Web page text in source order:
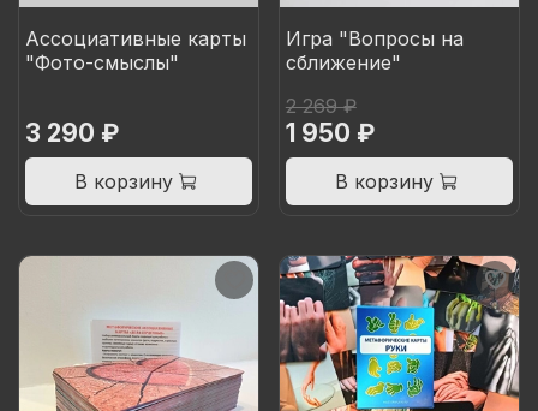
Ассоциативные карты
"Фото-смыслы"
3 290 ₽
В корзину
Игра "Вопросы на
сближение"
2 269 ₽
1 950 ₽
В корзину